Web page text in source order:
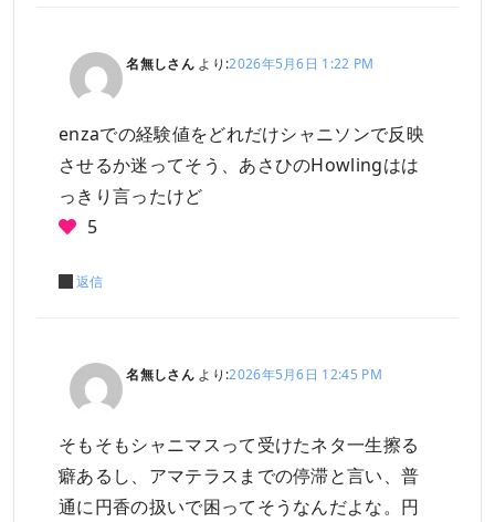
名無しさん より:2026年5月6日 1:22 PM
enzaでの経験値をどれだけシャニソンで反映
させるか迷ってそう、あさひのHowlingはは
っきり言ったけど
5
返信
名無しさん より:2026年5月6日 12:45 PM
そもそもシャニマスって受けたネタ一生擦る
癖あるし、アマテラスまでの停滞と言い、普
通に円香の扱いで困ってそうなんだよな。円